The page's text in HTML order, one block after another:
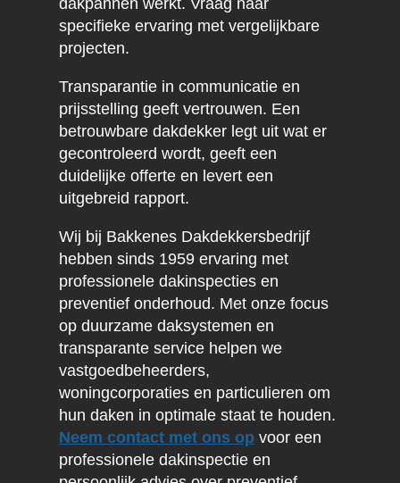
dakpannen werkt. Vraag naar
specifieke ervaring met vergelijkbare
projecten.
Transparantie in communicatie en
prijsstelling geeft vertrouwen. Een
betrouwbare dakdekker legt uit wat er
gecontroleerd wordt, geeft een
duidelijke offerte en levert een
uitgebreid rapport.
Wij bij Bakkenes Dakdekkersbedrijf
hebben sinds 1959 ervaring met
professionele dakinspecties en
preventief onderhoud. Met onze focus
op duurzame daksystemen en
transparante service helpen we
vastgoedbeheerders,
woningcorporaties en particulieren om
hun daken in optimale staat te houden.
Neem contact met ons opvoor een
professionele dakinspectie en